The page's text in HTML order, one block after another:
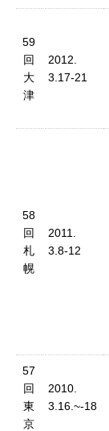
59
回
大
津
2012.
3.17-21
58
回
札
幌
2011.
3.8-12
57
回
東
京
2010.
3.16.~-18